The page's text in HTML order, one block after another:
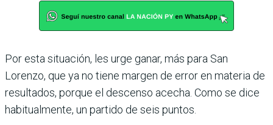
Por esta situación, les urge ganar, más para San
Lorenzo, que ya no tiene margen de error en materia de
resulta­dos, porque el descenso ace­cha. Como se dice
habitual­mente, un partido de seis puntos.